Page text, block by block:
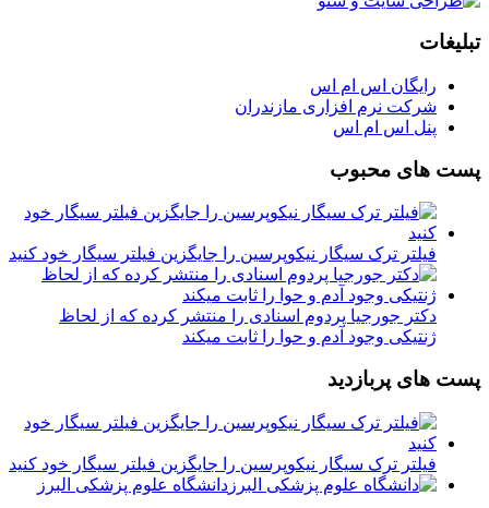
تبلیغات
رایگان اس ام اس
شرکت نرم افزاری مازندران
پنل اس ام اس
پست های محبوب
فیلتر ترک سیگار نیکوپرسین را جایگزین فیلتر سیگار خود کنید
دکتر جورجیا پردوم اسنادی را منتشر کرده که از لحاظ
ژنتیکی وجود آدم و حوا را ثابت میکند
پست های پربازدید
فیلتر ترک سیگار نیکوپرسین را جایگزین فیلتر سیگار خود کنید
دانشگاه علوم پزشکی البرز